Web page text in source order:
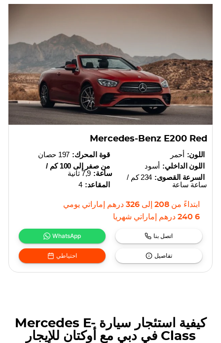
Mercedes-Benz E200 Red
قوة المحرك: 197 حصان
من صفر إلى 100 كم /
ساعة: 7,9 ثانية
المقاعد: 4
اللون: أحمر
اللون الداخلي: أسود
السرعة القصوى:
234 كم /
ساعة ساعة
ابتداءً من 208 إلى 326 درهم إماراتي يومي
6 240
درهم إماراتي شهريا
WhatsApp اتصل بنا
احتياطي تفاصيل
كيفية استئجار سيارة Mercedes E-
Class في دبي مع أوكتان للإيجار